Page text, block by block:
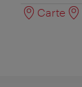
Carte